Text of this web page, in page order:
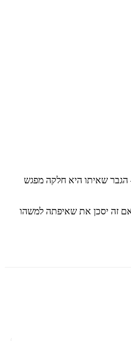
הגבר שאיתו היא חלקה מפגש
זה יסכן את שאיפתה למשהו